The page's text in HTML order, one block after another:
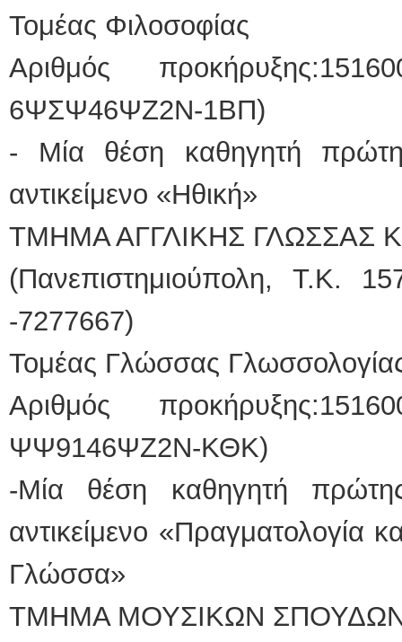
Τομέας Φιλοσοφίας
Αριθμός
6ΨΣΨ46ΨΖ2Ν-1ΒΠ)
- Μία θέση καθηγητή
αντικείμενο «Ηθική»
ΤΜΗΜΑ ΑΓΓΛΙΚΗΣ ΓΛΩΣΣΑΣ
(Πανεπιστημιούπολη, Τ.Κ.
-7277667)
Τομέας Γλώσσας
Αριθμός
ΨΨ9146ΨΖ2Ν-ΚΘΚ)
-Μία θέση καθηγητή
αντικείμενο «Πραγματολογία
Γλώσσα»
ΤΜΗΜΑ ΜΟΥΣΙΚΩΝ